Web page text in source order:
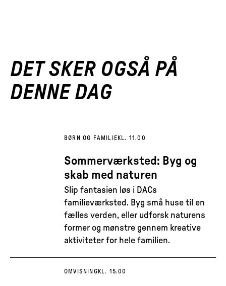
DET SKER OGSÅ PÅ
DENNE DAG
BØRN OG FAMILIE KL. 11.00
Sommerværksted: Byg og
skab med naturen
Slip fantasien løs i DACs
familieværksted. Byg små huse til en
fælles verden, eller udforsk naturens
former og mønstre gennem kreative
aktiviteter for hele familien.
OMVISNING KL. 15.00